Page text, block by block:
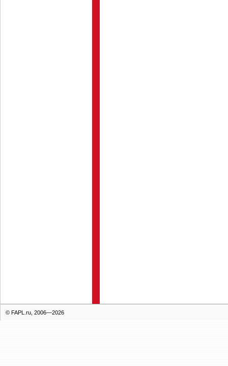
© FAPL.ru, 2006—2026